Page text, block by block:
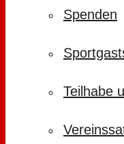
Spenden
Teilhabe